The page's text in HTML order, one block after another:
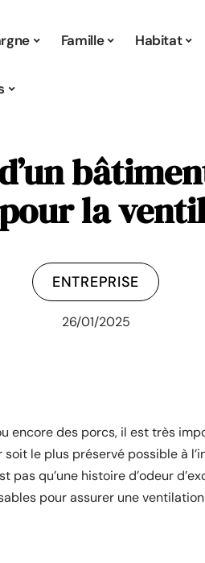
Famille Habitat
la
ENTREPRISE
26/01/2025
encore des porcs, il est très
soit le plus préservé possible à
pas qu’une histoire d’odeur
pour assurer une ventilation